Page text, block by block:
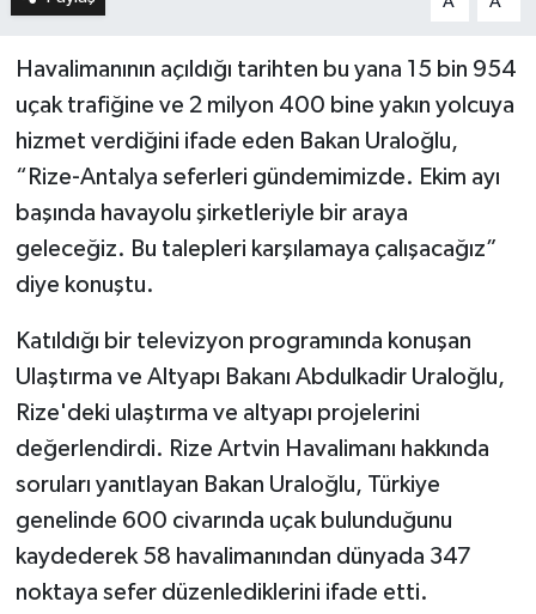
Havalimanının açıldığı tarihten bu yana 15 bin 954
uçak trafiğine ve 2 milyon 400 bine yakın yolcuya
hizmet verdiğini ifade eden Bakan Uraloğlu,
“Rize-Antalya seferleri gündemimizde. Ekim ayı
başında havayolu şirketleriyle bir araya
geleceğiz. Bu talepleri karşılamaya çalışacağız”
diye konuştu.
Katıldığı bir televizyon programında konuşan
Ulaştırma ve Altyapı Bakanı Abdulkadir Uraloğlu,
Rize'deki ulaştırma ve altyapı projelerini
değerlendirdi. Rize Artvin Havalimanı hakkında
soruları yanıtlayan Bakan Uraloğlu, Türkiye
genelinde 600 civarında uçak bulunduğunu
kaydederek 58 havalimanından dünyada 347
noktaya sefer düzenlediklerini ifade etti.